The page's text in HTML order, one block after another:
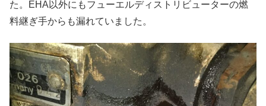
た。EHA以外にもフューエルディストリビューターの燃
料継ぎ手からも漏れていました。